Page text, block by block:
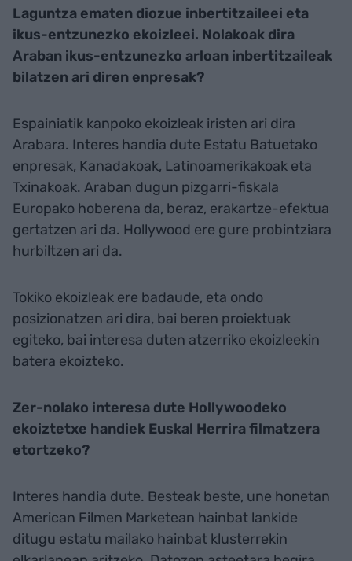
Laguntza ematen diozue inbertitzaileei eta
ikus-entzunezko ekoizleei. Nolakoak dira
Araban ikus-entzunezko arloan inbertitzaileak
bilatzen ari diren enpresak?
Espainiatik kanpoko ekoizleak iristen ari dira
Arabara. Interes handia dute Estatu Batuetako
enpresak, Kanadakoak, Latinoamerikakoak eta
Txinakoak. Araban dugun pizgarri-fiskala
Europako hoberena da, beraz, erakartze-efektua
gertatzen ari da. Hollywood ere gure probintziara
hurbiltzen ari da.
Tokiko ekoizleak ere badaude, eta ondo
posizionatzen ari dira, bai beren proiektuak
egiteko, bai interesa duten atzerriko ekoizleekin
batera ekoizteko.
Zer-nolako interesa dute Hollywoodeko
ekoiztetxe handiek Euskal Herrira filmatzera
etortzeko?
Interes handia dute. Besteak beste, une honetan
American Filmen Marketean hainbat lankide
ditugu estatu mailako hainbat klusterrekin